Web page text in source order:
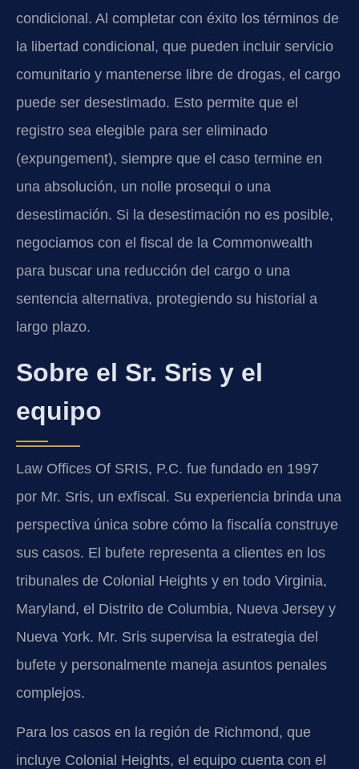
condicional. Al completar con éxito los términos de
la libertad condicional, que pueden incluir servicio
comunitario y mantenerse libre de drogas, el cargo
puede ser desestimado. Esto permite que el
registro sea elegible para ser eliminado
(expungement), siempre que el caso termine en
una absolución, un nolle prosequi o una
desestimación. Si la desestimación no es posible,
negociamos con el fiscal de la Commonwealth
para buscar una reducción del cargo o una
sentencia alternativa, protegiendo su historial a
largo plazo.
Sobre el Sr. Sris y el
equipo
Law Offices Of SRIS, P.C. fue fundado en 1997
por Mr. Sris, un exfiscal. Su experiencia brinda una
perspectiva única sobre cómo la fiscalía construye
sus casos. El bufete representa a clientes en los
tribunales de Colonial Heights y en todo Virginia,
Maryland, el Distrito de Columbia, Nueva Jersey y
Nueva York. Mr. Sris supervisa la estrategia del
bufete y personalmente maneja asuntos penales
complejos.
Para los casos en la región de Richmond, que
incluye Colonial Heights, el equipo cuenta con el